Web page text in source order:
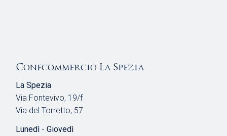
Confcommercio La Spezia
La Spezia
Via Fontevivo, 19/f
Via del Torretto, 57
Lunedì - Giovedì